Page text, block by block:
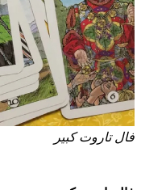
تاروت کبیر